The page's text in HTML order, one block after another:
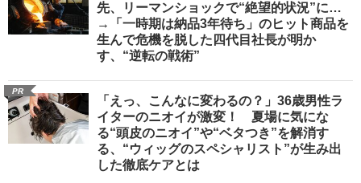
先、リーマンショックで“絶望的状況”に…
→「一時期は納品3年待ち」のヒット商品を
生んで危機を脱した四代目社長が明か
す、“逆転の戦術”
PR
「えっ、こんなに変わるの？」36歳男性ラ
イターのニオイが激変！ 夏場に気にな
る“頭皮のニオイ”や“ベタつき”を解消す
る、“ウィッグのスペシャリスト”が生み出
した徹底ケアとは